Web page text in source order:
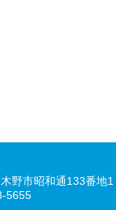
野市昭和通133番地1
5655